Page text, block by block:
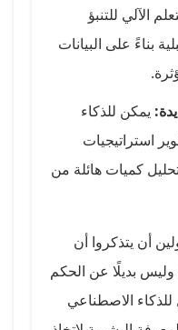
الآلي للتنبؤ
بناءً على البيانات
يمكن للذكاء
استراتيجيات
كميات هائلة من
أن يتذكروا أن
وليس بديلًا عن الحكم
للذكاء الاصطناعي